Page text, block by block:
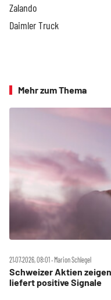
Zalando
Daimler Truck
Mehr zum Thema
21.07.2026, 08:01 ‧ Marion Schlegel
Schweizer Aktien
liefert positive Signale